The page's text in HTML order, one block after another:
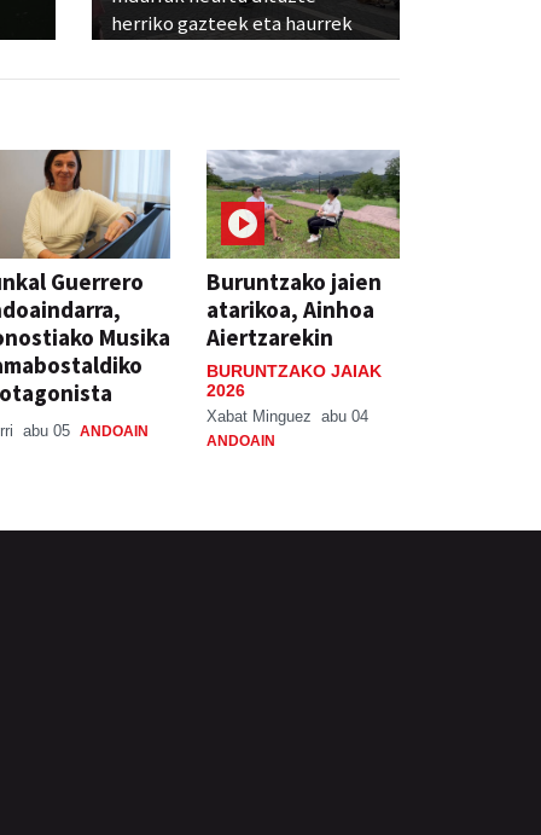
herriko gazteek eta haurrek
Guerrero
Musika
abu 05 ANDOAIN
Buruntzako jaien
atarikoa, Ainhoa
Aiertzarekin
BURUNTZAKO JAIAK
2026
Xabat Minguez abu 04
ANDOAIN